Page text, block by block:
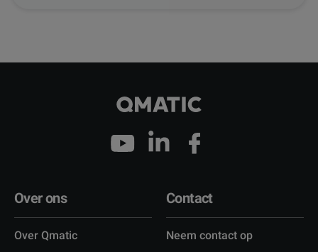
Over ons
Over Qmatic
Contact
Neem contact op